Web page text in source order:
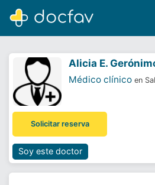
Software para
¿Eres un
Alicia E.
Médico clínico en
Solicitar reserva
Soy este doctor